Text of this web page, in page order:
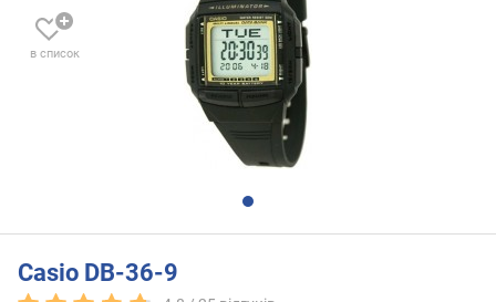
в список
Casio DB-36-9